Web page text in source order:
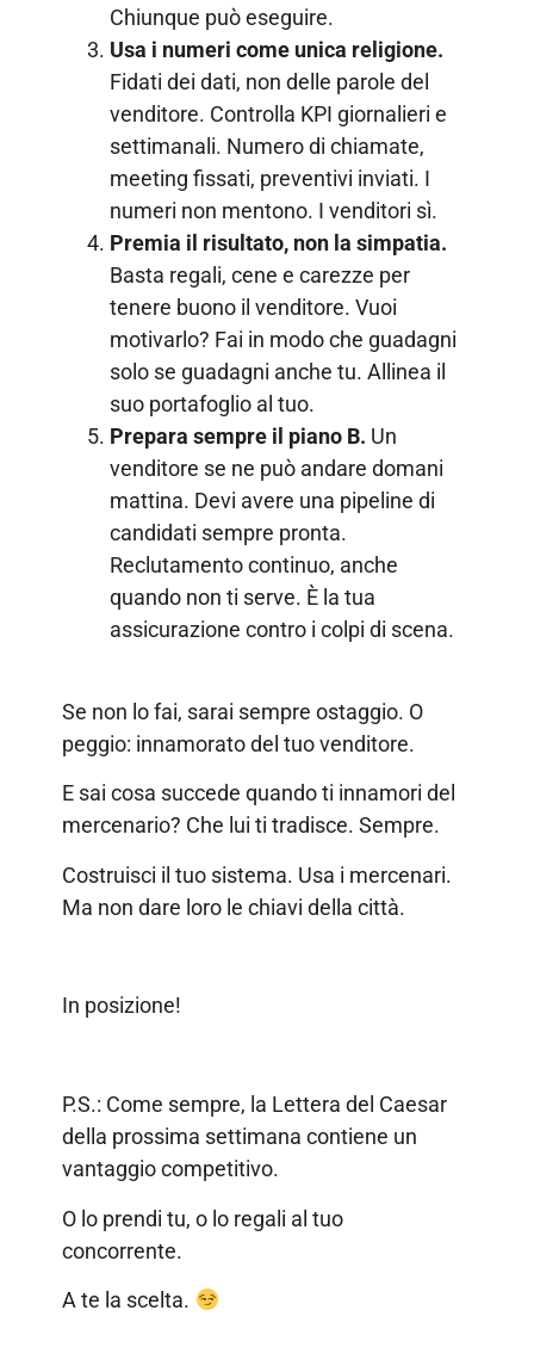
Chiunque può eseguire.
Usa i numeri come unica religione.
Fidati dei dati, non delle parole del
venditore. Controlla KPI giornalieri e
settimanali. Numero di chiamate,
meeting fissati, preventivi inviati. I
numeri non mentono. I venditori sì.
Premia il risultato, non la simpatia.
Basta regali, cene e carezze per
tenere buono il venditore. Vuoi
motivarlo? Fai in modo che guadagni
solo se guadagni anche tu. Allinea il
suo portafoglio al tuo.
Prepara sempre il piano B. Un
venditore se ne può andare domani
mattina. Devi avere una pipeline di
candidati sempre pronta.
Reclutamento continuo, anche
quando non ti serve. È la tua
assicurazione contro i colpi di scena.
Se non lo fai, sarai sempre ostaggio. O
peggio: innamorato del tuo venditore.
E sai cosa succede quando ti innamori del
mercenario? Che lui ti tradisce. Sempre.
Costruisci il tuo sistema. Usa i mercenari.
Ma non dare loro le chiavi della città.
In posizione!
P.S.: Come sempre, la Lettera del Caesar
della prossima settimana contiene un
vantaggio competitivo.
O lo prendi tu, o lo regali al tuo
concorrente.
A te la scelta.